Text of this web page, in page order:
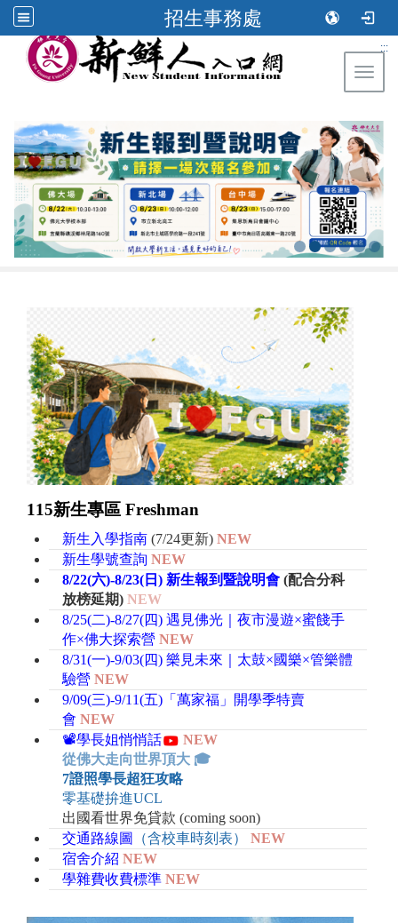
招生事務處
:::
115新生專區 Freshman
新生入學指南 (7/24更新) NEW
新生學號查詢 NEW
8/22(六)-8/23(日) 新生報到暨說明會 (配合分科
放榜延期) NEW
8/25(二)-8/27(四) 遇見佛光｜夜市漫遊×蜜餞手
作×佛大探索營 NEW
8/31(一)-9/03(四) 樂見未來｜太鼓×國樂×管樂體
驗營 NEW
9/09(三)-9/11(五)「萬家福」開學季特賣
會 NEW
📽️學長姐悄悄話
NEW
從佛大走向世界頂大 🎓
7證照學長超狂攻略
零基礎拚進UCL
出國看世界免貸款 (coming soon)
交通路線圖
（含校車時刻表）
NEW
宿舍介紹 NEW
學雜費收費標準 NEW